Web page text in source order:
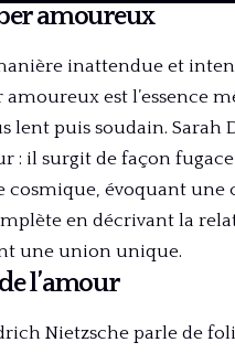
amoureux
inattendue et
est l’essence
puis soudain. Sarah
: il surgit de façon
évoquant une
en décrivant la
une union unique.
l’amour
Nietzsche parle de